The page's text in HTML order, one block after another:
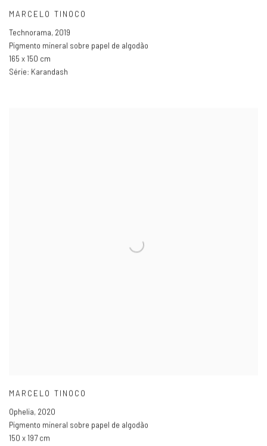
MARCELO TINOCO
Technorama, 2019
Pigmento mineral sobre papel de algodão
165 x 150 cm
Série: Karandash
MARCELO TINOCO
Ophelia, 2020
Pigmento mineral sobre papel de algodão
150 x 197 cm